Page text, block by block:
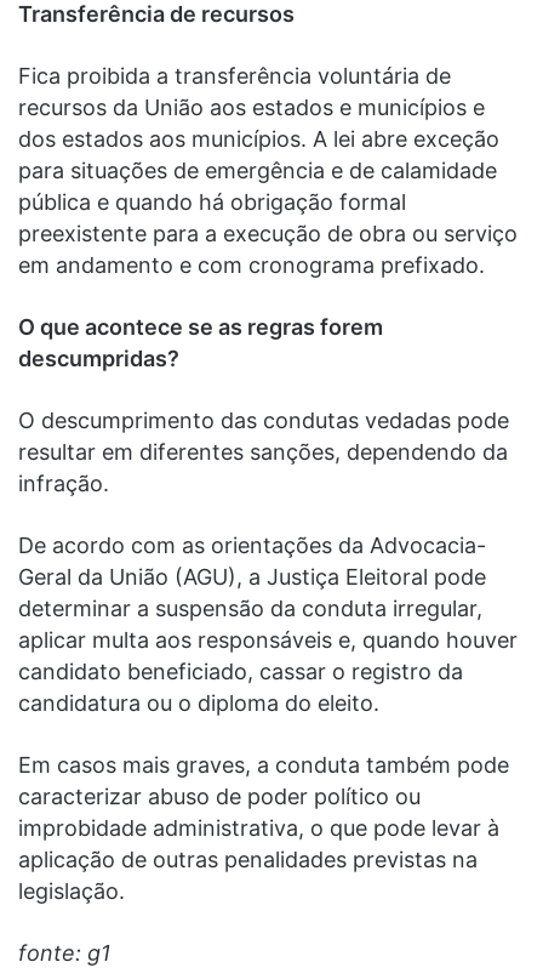
Transferência de recursos
Fica proibida a transferência voluntária de
recursos da União aos estados e municípios e
dos estados aos municípios. A lei abre exceção
para situações de emergência e de calamidade
pública e quando há obrigação formal
preexistente para a execução de obra ou serviço
em andamento e com cronograma prefixado.
O que acontece se as regras forem
descumpridas?
O descumprimento das condutas vedadas pode
resultar em diferentes sanções, dependendo da
infração.
De acordo com as orientações da Advocacia-
Geral da União (AGU), a Justiça Eleitoral pode
determinar a suspensão da conduta irregular,
aplicar multa aos responsáveis e, quando houver
candidato beneficiado, cassar o registro da
candidatura ou o diploma do eleito.
Em casos mais graves, a conduta também pode
caracterizar abuso de poder político ou
improbidade administrativa, o que pode levar à
aplicação de outras penalidades previstas na
legislação.
fonte: g1